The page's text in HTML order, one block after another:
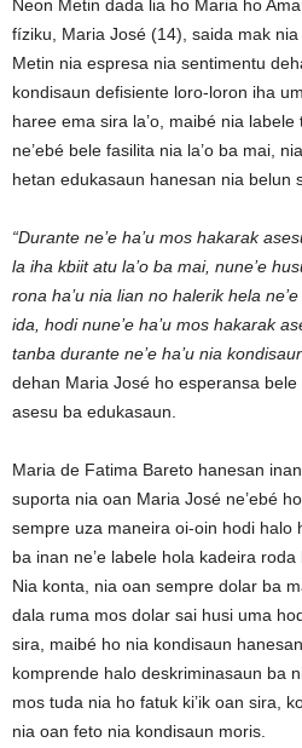
Neon Metin dada lia ho Maria ho
fíziku, Maria José (14), saida mak
Metin nia espresa nia sentimentu
kondisaun defisiente loro-loron iha
haree ema sira la’o, maibé nia
ne’ebé bele fasilita nia la’o ba mai,
hetan edukasaun hanesan nia belun
“Durante ne’e ha’u mos hakarak
la iha kbiit atu la’o ba mai, nune’e
rona ha’u nia lian no halerik hela
ida, hodi nune’e ha’u mos hakarak
tanba durante ne’e ha’u nia
dehan Maria José ho esperansa
asesu ba edukasaun.
Maria de Fatima Bareto hanesan
suporta nia oan Maria José ne’ebé
sempre uza maneira oi-oin hodi halo
ba inan ne’e labele hola kadeira roda
Nia konta, nia oan sempre dolar ba
dala ruma mos dolar sai husi uma
sira, maibé ho nia kondisaun
komprende halo deskriminasaun ba
mos tuda nia ho fatuk ki’ik oan sira,
nia oan feto nia kondisaun moris.